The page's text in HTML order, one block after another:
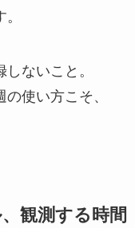
ないこと。
使い方こそ、
観測する時間